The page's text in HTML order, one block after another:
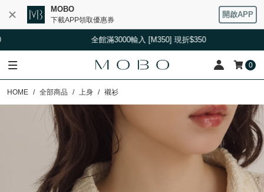
MOBO
下載APP領取優惠券
開啟APP
全館滿3000輸入 [M350] 現折$350
0
HOME 全部商品 上身 襯衫